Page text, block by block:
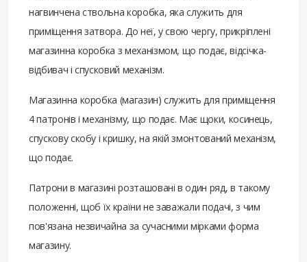
нагвинчена ствольна коробка, яка служить для
приміщення затвора. До неї, у свою чергу, прикріплені
магазинна коробка з механізмом, що подає, відсічка-
відбивач і спусковий механізм.
Магазинна коробка (магазин) служить для приміщення
4 патронів і механізму, що подає. Має щоки, косинець,
спускову скобу і кришку, на якій змонтований механізм,
що подає.
Патрони в магазині розташовані в один ряд, в такому
положенні, щоб їх країни не заважали подачі, з чим
пов'язана незвичайна за сучасними мірками форма
магазину.